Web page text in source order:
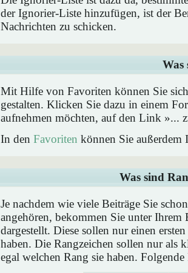
der Ignorier-Liste hinzufügen, ist der
Nachrichten zu schicken.
Was
Mit Hilfe von Favoriten können Sie
gestalten. Klicken Sie dazu in einem
aufnehmen möchten, auf den Link »...
In den Favoriten können Sie
Was sind
Je nachdem wie viele Beiträge Sie
angehören, bekommen Sie unter Ihrem
dargestellt. Diese sollen nur einen
haben. Die Rangzeichen sollen nur als
egal welchen Rang sie haben.